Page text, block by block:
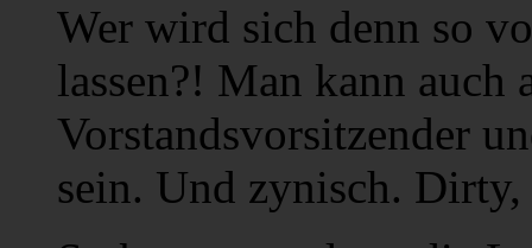
Wer wird sich denn so
lassen?! Man kann auch
Vorstandsvorsitzender
sein. Und zynisch.